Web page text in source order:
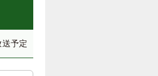
予定